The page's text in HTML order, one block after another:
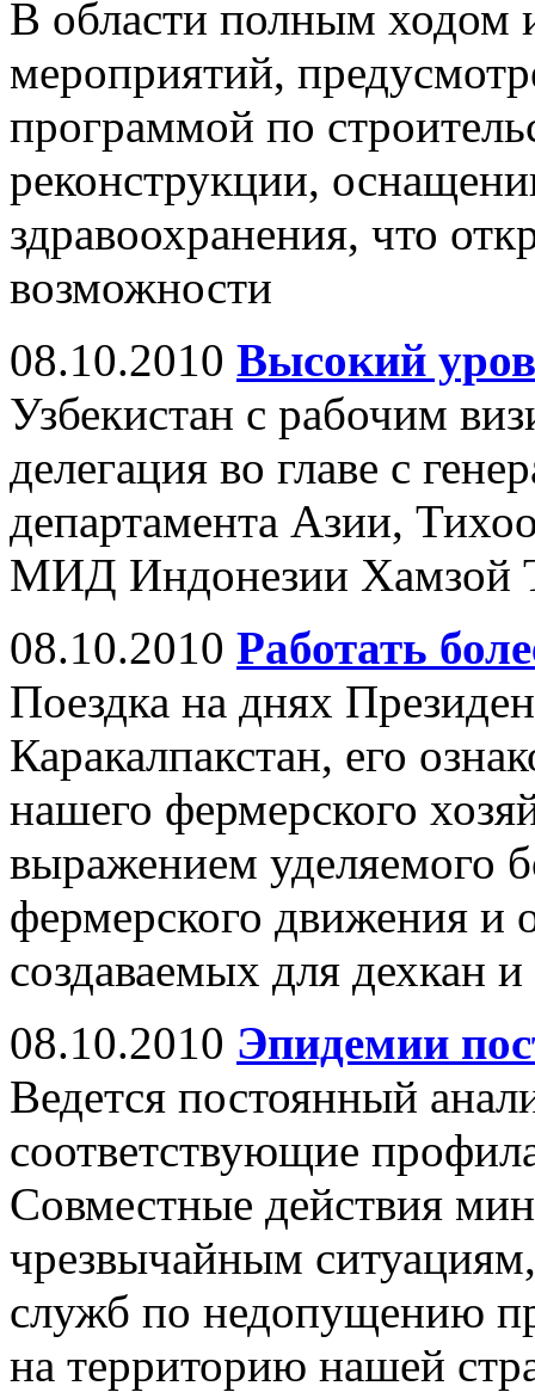
В области полным ходом
мероприятий,
программой по
реконструкции,
здравоохранения, что
возможности
08.10.2010 Высокий
Узбекистан с рабочим
делегация во главе с
департамента Азии,
МИД Индонезии Хамзой
08.10.2010 Работать
Поездка на днях
Каракалпакстан, его
нашего фермерского
выражением уделяемого
фермерского движения и
создаваемых для дехкан
08.10.2010 Эпидемии
Ведется постоянный
соответствующие
Совместные действия
чрезвычайным
служб по недопущению
на территорию нашей